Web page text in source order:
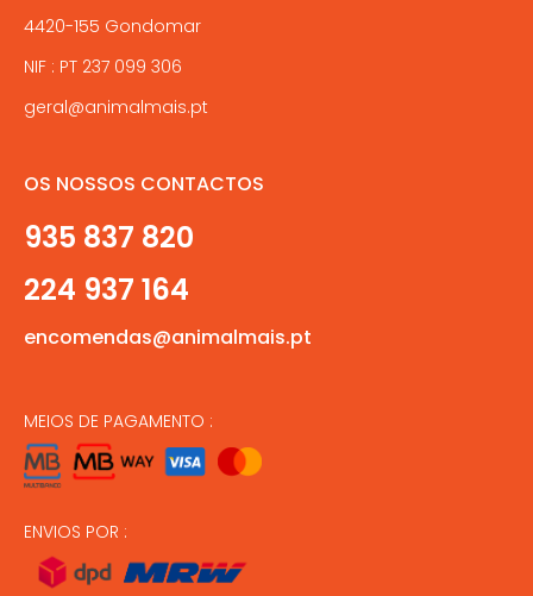
4420-155 Gondomar
NIF : PT 237 099 306
geral@animalmais.pt
OS NOSSOS CONTACTOS
935 837 820
224 937 164
encomendas@animalmais.pt
MEIOS DE PAGAMENTO :
ENVIOS POR :